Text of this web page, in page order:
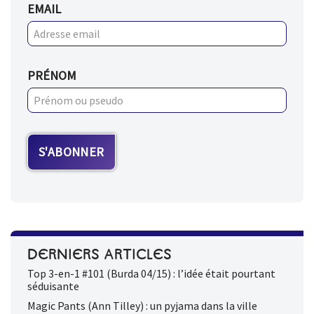
EMAIL
PRÉNOM
DERNIERS ARTICLES
Top 3-en-1 #101 (Burda 04/15) : l’idée était pourtant
séduisante
Magic Pants (Ann Tilley) : un pyjama dans la ville